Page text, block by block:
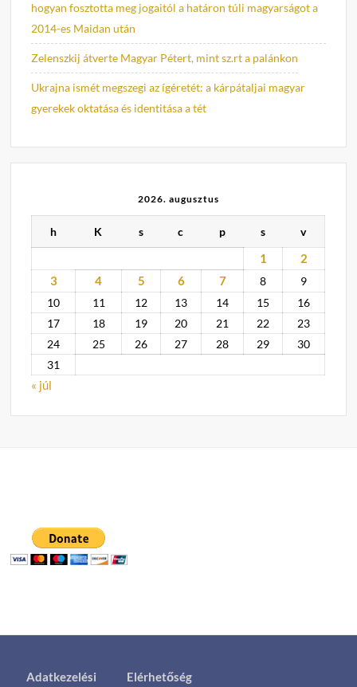
hogyan fosztotta meg jogaitól a határon túli magyarságot a
2014-es Maidan után
Zelenszkij átverte Magyar Pétert, mint sz.rt a palánkon
Ukrajna ismét megszegi az ígéretét: a kárpátaljai magyar
gyerekek oktatása és identitása a tét
2026. augusztus
h K s c p s v
1
2
3
4 5 6 7 8
9
10
11 12 13 14 15
16
17
18 19 20 21 22
23
24
25 26 27 28 29
30
31
« júl
Adatkezelési Elérhetőség